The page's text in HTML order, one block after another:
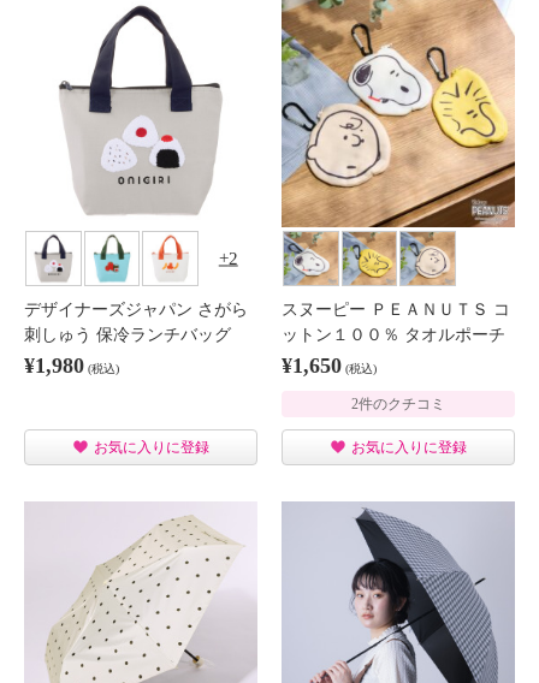
2
デザイナーズジャパン さがら
刺しゅう 保冷ランチバッグ
¥1,980 (税込)
お気に入りに登録
スヌーピー ＰＥＡＮＵＴＳ コ
ットン１００％ タオルポーチ
¥1,650 (税込)
2件のクチコミ
お気に入りに登録